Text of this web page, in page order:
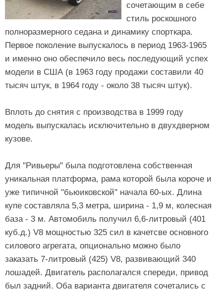
сочетающим в себе
стиль роскошного
полноразмерного седана и динамику спорткара.
Первое поколение выпускалось в период 1963-1965
и именно оно обеспечило весь последующий успех
модели в США (в 1963 году продажи составили 40
тысяч штук, в 1964 году - около 38 тысяч штук).
Вплоть до снятия с производства в 1999 году
модель выпускалась исключительно в двухдверном
кузове.
Для "Ривьеры" была подготовлена собственная
уникальная платформа, рама которой была короче и
уже типичной "бьюиковской" начала 60-ых. Длина
купе составляла 5,3 метра, ширина - 1,9 м, колесная
база - 3 м. Автомобиль получил 6,6-литровый (401
куб.д.) V8 мощностью 325 сил в качетсве основного
силового агрегата, опционально можно было
заказать 7-литровый (425) V8, развивающий 340
лошадей. Двигатель располагался спереди, привод
был задний. Оба варианта двигателя сочетались с